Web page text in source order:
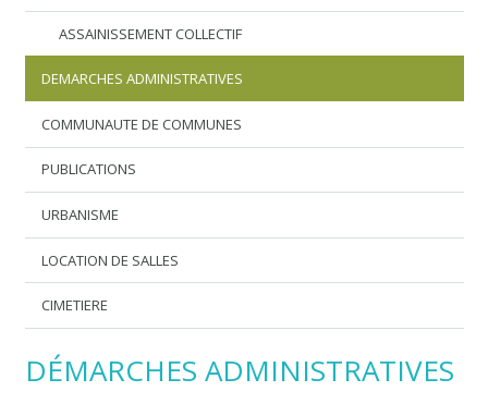
ASSAINISSEMENT COLLECTIF
DEMARCHES ADMINISTRATIVES
COMMUNAUTE DE COMMUNES
PUBLICATIONS
URBANISME
LOCATION DE SALLES
CIMETIERE
DÉMARCHES ADMINISTRATIVES